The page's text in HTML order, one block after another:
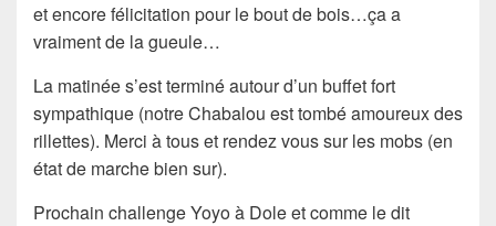
et encore félicitation pour le bout de bois…ça a
vraiment de la gueule…
La matinée s’est terminé autour d’un buffet fort
sympathique (notre Chabalou est tombé amoureux des
rillettes). Merci à tous et rendez vous sur les mobs (en
état de marche bien sur).
Prochain challenge Yoyo à Dole et comme le dit